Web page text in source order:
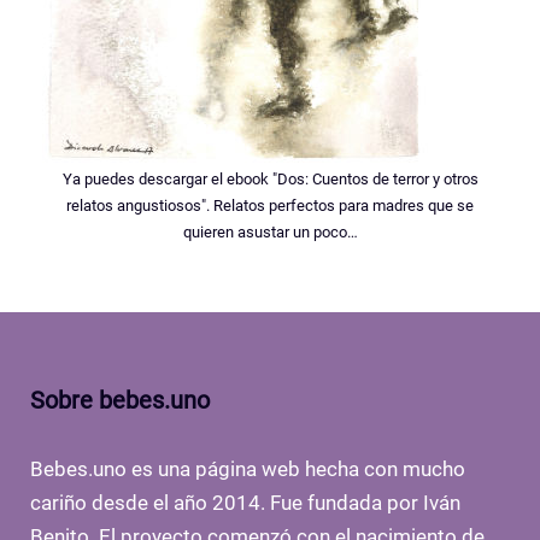
Ya puedes descargar el ebook "Dos: Cuentos de terror y otros
relatos angustiosos". Relatos perfectos para madres que se
quieren asustar un poco…
Sobre bebes.uno
Bebes.uno es una página web hecha con mucho
cariño desde el año 2014. Fue fundada por Iván